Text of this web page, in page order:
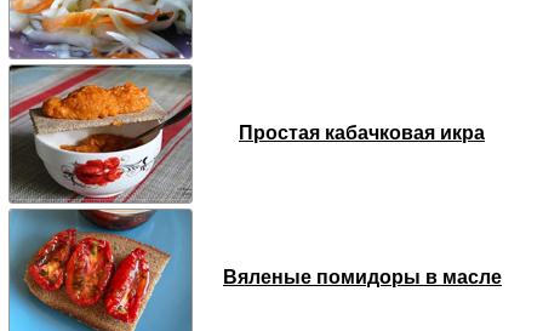
Простая кабачковая икра
Вяленые помидоры в масле